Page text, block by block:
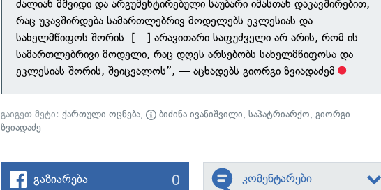
ძალიან მშვიდი და არგუმენტირებული საუბარი იმასთან დაკავშირებით,
რაც უკავშირდება სამართლებრივ მოდელებს ეკლესიას და
სახელმწიფოს შორის. […] არავითარი საფუძველი არ არის, რომ ის
სამართლებრივი მოდელი, რაც დღეს არსებობს სახელმწიფოსა და
ეკლესიას შორის, შეიცვალოს”, — აცხადებს გიორგი ზვიადაძემ
გაიგეთ მეტი:ქართული ოცნება, ბიძინა ივანიშვილი,საპატრიარქო,გიორგი
ზვიადაძე
გაზიარება 0 კომენტარები